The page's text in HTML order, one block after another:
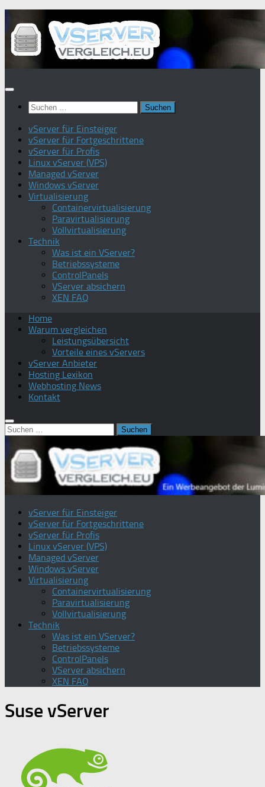
Inhalt
springen
Suchen
nach:
vServer für Einsteiger
vServer für Fortgeschrittene
vServer für Profis
Linux vServer (VPS)
Managed vServer
Windows vServer
Virtualisierung
Containervirtualisierung
Paravirtualisierung
Vollvirtualisierung
Technik
Was ist ein VServer?
Betriebssysteme
ControlPanels
VServer absichern
XEN FAQ
Home
Warum vergleichen
Leistungsübersicht
Vorteile eines vServers
vServer Anbieter
Hosting Lexikon
Webhosting News
Kontakt
Suchen
nach:
vServer für Einsteiger
vServer für Fortgeschrittene
vServer für Profis
Linux vServer (VPS)
Managed vServer
Windows vServer
Virtualisierung
Containervirtualisierung
Paravirtualisierung
Vollvirtualisierung
Technik
Was ist ein VServer?
Betriebssysteme
ControlPanels
VServer absichern
XEN FAQ
Suse vServer